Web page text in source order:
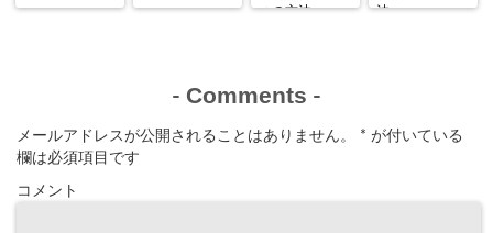
つの方法
法
- Comments -
メールアドレスが公開されることはありません。 * が付いている
欄は必須項目です
コメント